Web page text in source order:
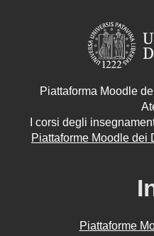
Piattaforma Moodle
I corsi degli
Piattaforme Moodle dei
Piattaforme